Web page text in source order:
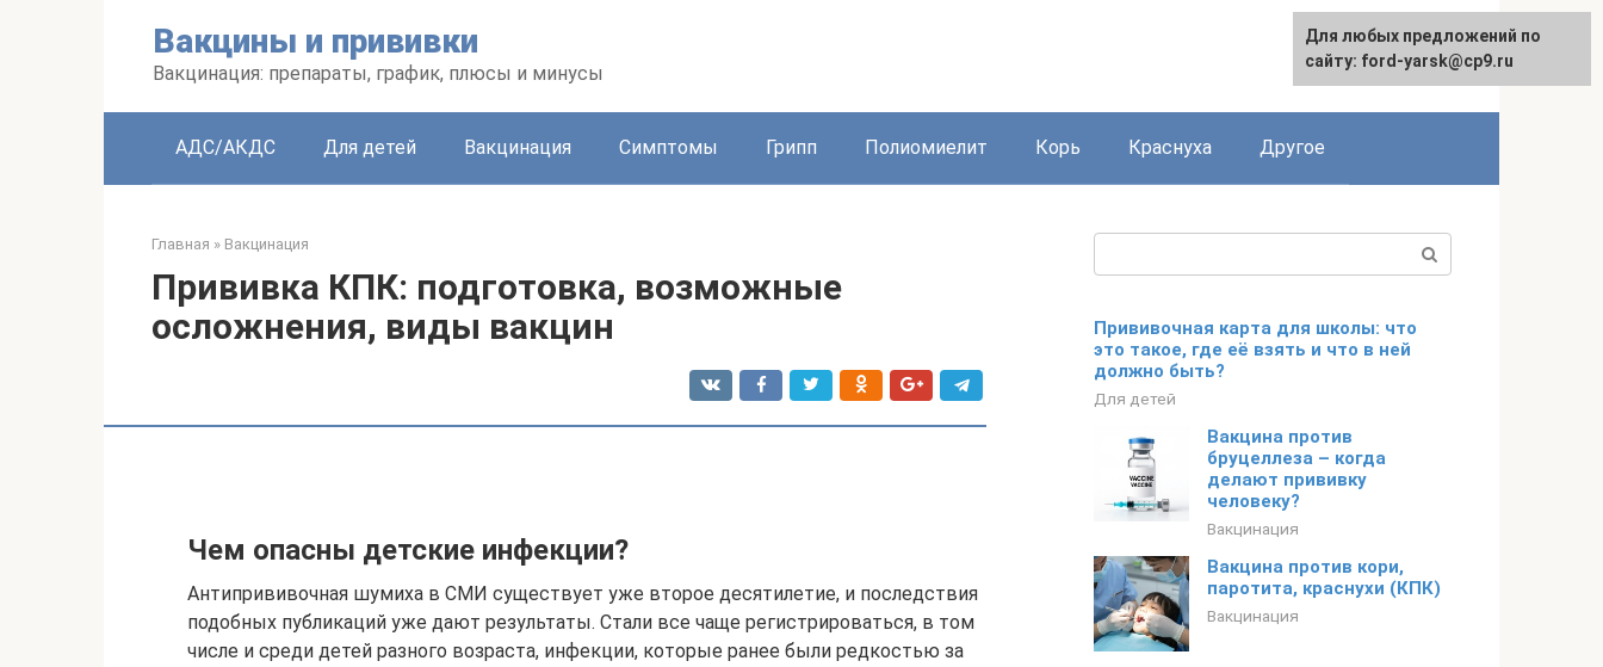
Вакцины и прививки
Вакцинация: препараты, график, плюсы и минусы
АДС/АКДС Для детей Вакцинация Симптомы Грипп Полиомиелит Корь Краснуха Другое
Главная » Вакцинация
Прививка КПК: подготовка, возможные
осложнения, виды вакцин
Чем опасны детские инфекции?
Антипрививочная шумиха в СМИ существует уже второе десятилетие, и последствия
подобных публикаций уже дают результаты. Стали все чаще регистрироваться, в том
числе и среди детей разного возраста, инфекции, которые ранее были редкостью за
Прививочная карта для школы: что
это такое, где её взять и что в ней
должно быть?
Для детей
Вакцина против
бруцеллеза – когда
делают прививку
человеку?
Вакцинация
Вакцина против кори,
паротита, краснухи (КПК)
Вакцинация
Для любых предложений по
сайту: ford-yarsk@cp9.ru